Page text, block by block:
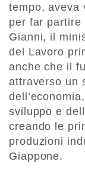
tempo, aveva
per far partire
Gianni, il
del Lavoro
anche che il
attraverso un
sviluppo e
creando le
produzioni
Giappone.